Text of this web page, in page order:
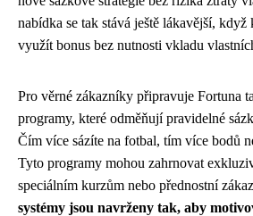
nabídka se tak stává ještě lákavější,
využít bonus bez nutnosti vkladu
Pro věrné zákazníky připravuje Fortuna
programy, které odměňují pravidelné
Čím více sázíte na fotbal, tím více bodů
Tyto programy mohou zahrnovat
speciálním kurzům nebo přednostní
systémy jsou navrženy tak, aby